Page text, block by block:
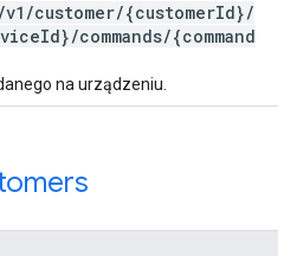
/v1 /customer/{customerId}/
Id}/commands/{command
na urządzeniu.